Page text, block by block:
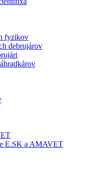
fyzikov
debrujárov
E.SK a AMAVET